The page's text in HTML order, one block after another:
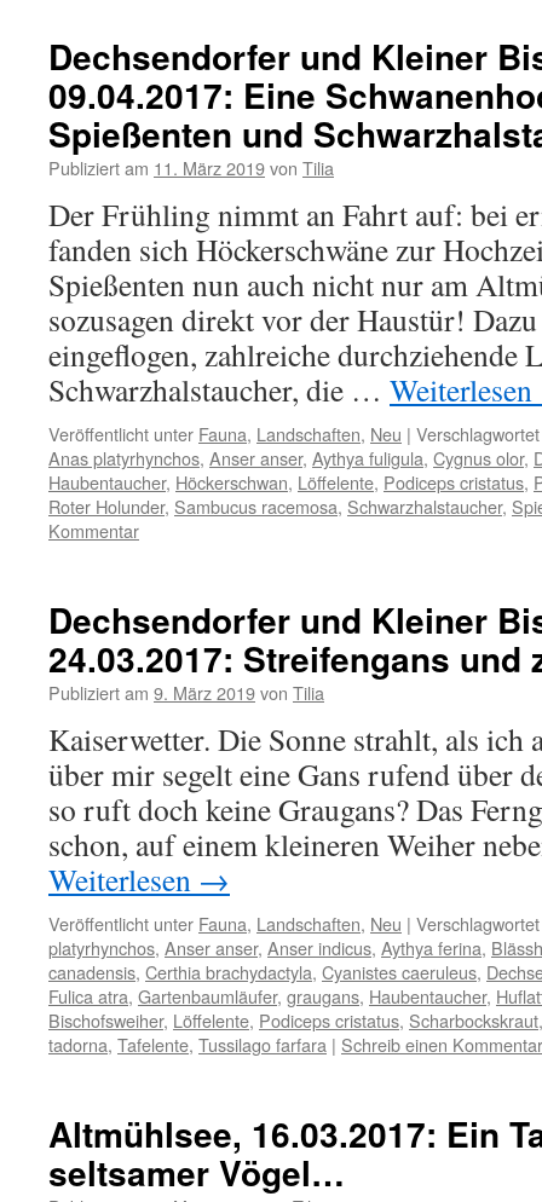
Dechsendorfer und Kleiner
09.04.2017: Eine
Spießenten und
Publiziert am 11. März 2019von Tilia
Der Frühling nimmt an Fahrt auf: bei
fanden sich Höckerschwäne zur
Spießenten nun auch nicht nur am
sozusagen direkt vor der Haustür!
eingeflogen, zahlreiche durchziehende
Schwarzhalstaucher, die … Weiterlesen
Veröffentlicht unter Fauna, Landschaften, Neu |
Anas platyrhynchos, Anser anser, Aythya fuligula, Cygnus olor,
Haubentaucher, Höckerschwan, Löffelente, Podiceps cristatus,
Roter Holunder, Sambucus racemosa, Schwarzhalstaucher,
Kommentar
Dechsendorfer und Kleiner
24.03.2017: Streifengans und
Publiziert am 9. März 2019von Tilia
Kaiserwetter. Die Sonne strahlt, als ich
über mir segelt eine Gans rufend über
so ruft doch keine Graugans? Das
schon, auf einem kleineren Weiher
Weiterlesen →
Veröffentlicht unter Fauna, Landschaften, Neu |
platyrhynchos, Anser anser, Anser indicus, Aythya ferina,
canadensis, Certhia brachydactyla, Cyanistes caeruleus,
Fulica atra, Gartenbaumläufer, graugans, Haubentaucher,
Bischofsweiher, Löffelente, Podiceps cristatus, Scharbockskraut
tadorna, Tafelente, Tussilago farfara | Schreib einen Kommentar
Altmühlsee, 16.03.2017: Ein
seltsamer Vögel…